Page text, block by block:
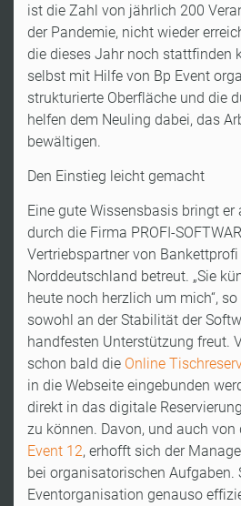
ist die Zahl von jährlich 200
der Pandemie, nicht wieder
die dieses Jahr noch stattfinden
selbst mit Hilfe von Bp Event
strukturierte Oberfläche und die
helfen dem Neuling dabei, das
bewältigen.
Den Einstieg leicht gemacht
Eine gute Wissensbasis bringt er
durch die Firma PROFI-
Vertriebspartner von
Norddeutschland betreut. „Sie
heute noch herzlich um mich“,
sowohl an der Stabilität der
handfesten Unterstützung freut.
schon bald die Online
in die Webseite eingebunden
direkt in das digitale
zu können. Davon, und auch von
Event 12, erhofft sich der
bei organisatorischen Aufgaben.
Eventorganisation genauso